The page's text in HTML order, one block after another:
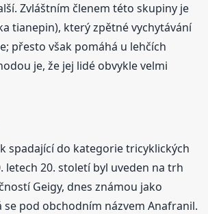
Zvláštním členem této skupiny je
tianepin), který zpětné vychytávání
přesto však pomáhá u lehčích
je, že jej lidé obvykle velmi
spadající do kategorie tricyklických
letech 20. století byl uveden na trh
Geigy, dnes známou jako
se pod obchodním názvem Anafranil.